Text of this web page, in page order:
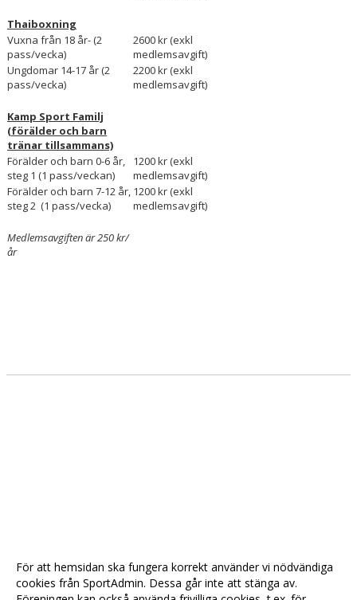
Thaiboxning
Vuxna från 18 år- (2
pass/vecka)
2600 kr (exkl
medlemsavgift)
Ungdomar 14-17 år (2
pass/vecka)
2200 kr (exkl
medlemsavgift)
Kamp Sport Familj
(förälder och barn
tränar tillsammans)
Förälder och barn 0-6 år,
steg 1 (1 pass/veckan)
1200 kr (exkl
medlemsavgift)
Förälder och barn 7-12 år,
steg 2 (1 pass/vecka)
1200 kr (exkl
medlemsavgift)
Medlemsavgiften är 250 kr/
år
För att hemsidan ska fungera korrekt använder vi nödvändiga
cookies från SportAdmin. Dessa går inte att stänga av.